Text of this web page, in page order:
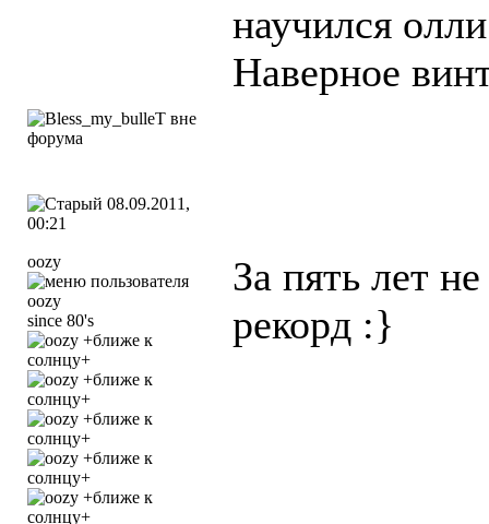
научился
Наверное
08.09.2011,
00:21
oozy
since 80's
За пять лет
рекорд :}